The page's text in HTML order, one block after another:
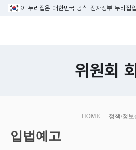
본문
이 누리집은 대한민국 공식 전자정부 누리집
방송미디어통신위원
위원회
HOME 정책/정보
시
작
입법예고